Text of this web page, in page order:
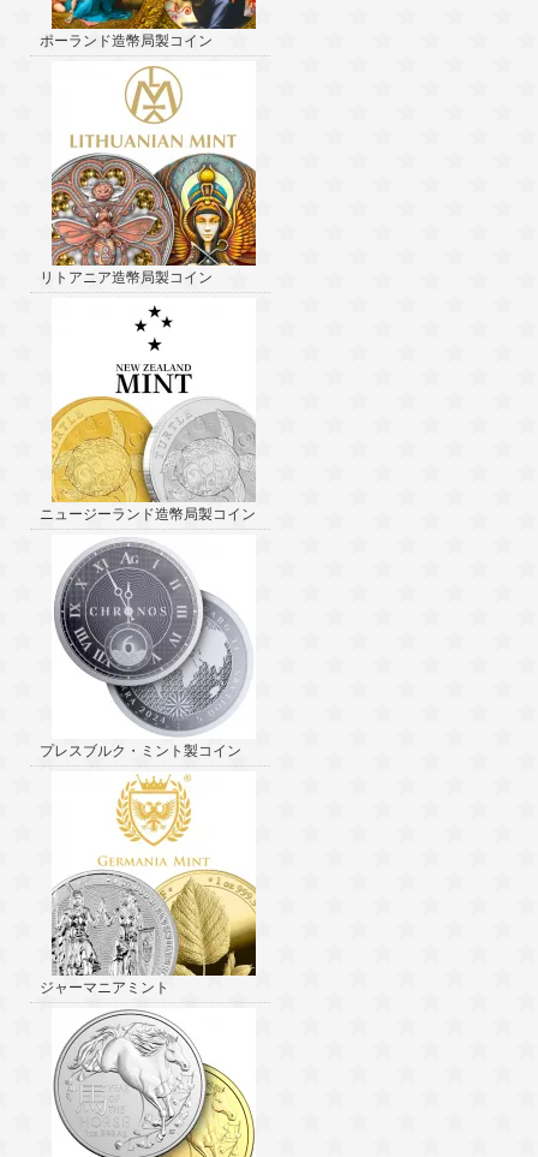
ポーランド造幣局製コイン
リトアニア造幣局製コイン
ニュージーランド造幣局製コイン
プレスブルク・ミント製コイン
ジャーマニアミント